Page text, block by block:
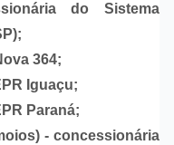
do Sistema
364;
Iguaçu;
Paraná;
- concessionária